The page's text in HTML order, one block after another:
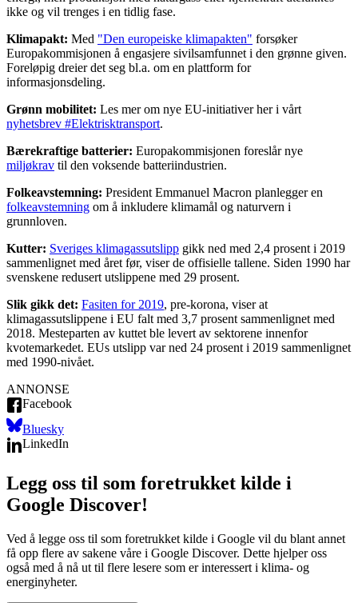
ikke og vil trenges i en tidlig fase.
Klimapakt: Med "Den europeiske klimapakten" forsøker
Europakommisjonen å engasjere sivilsamfunnet i den grønne given.
Foreløpig dreier det seg bl.a. om en plattform for
informasjonsdeling.
Grønn mobilitet: Les mer om nye EU-initiativer her i vårt
nyhetsbrev #Elektrisktransport.
Bærekraftige batterier: Europakommisjonen foreslår nye
miljøkrav til den voksende batteriindustrien.
Folkeavstemning: President Emmanuel Macron planlegger en
folkeavstemning om å inkludere klimamål og naturvern i
grunnloven.
Kutter: Sveriges klimagassutslipp gikk ned med 2,4 prosent i 2019
sammenlignet med året før, viser de offisielle tallene. Siden 1990 har
svenskene redusert utslippene med 29 prosent.
Slik gikk det: Fasiten for 2019, pre-korona, viser at
klimagassutslippene i EU falt med 3,7 prosent sammenlignet med
2018. Mesteparten av kuttet ble levert av sektorene innenfor
kvotemarkedet. EUs utslipp var ned 24 prosent i 2019 sammenlignet
med 1990-nivået.
ANNONSE
Facebook
Bluesky
LinkedIn
Legg oss til som foretrukket kilde i
Google Discover!
Ved å legge oss til som foretrukket kilde i Google vil du blant annet
få opp flere av sakene våre i Google Discover. Dette hjelper oss
også med å nå ut til flere lesere som er interessert i klima- og
energinyheter.